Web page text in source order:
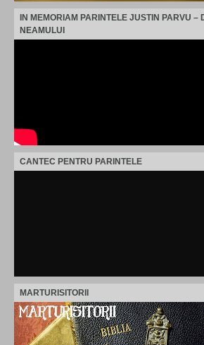
IN MEMORIAM PARINTELE JUSTIN PARVU –
NEAMULUI
CANTEC PENTRU PARINTELE
MARTURISITORII